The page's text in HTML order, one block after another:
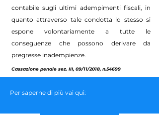
contabile sugli ultimi adempimenti fiscali, in
quanto attraverso tale condotta lo stesso si
espone volontariamente a tutte le
conseguenze che possono derivare da
pregresse inadempienze.
Cassazione penale sez. III, 09/11/2018, n.54699
Per saperne di più vai qui: